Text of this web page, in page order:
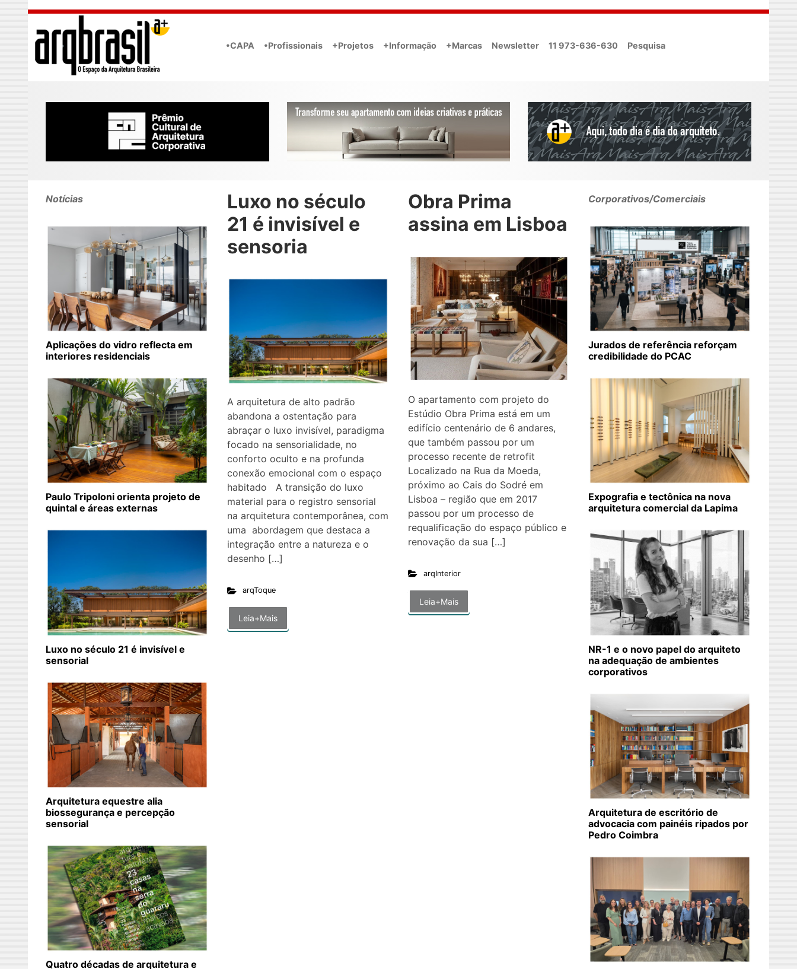
Skip to main content
•CAPA •Profissionais +Projetos +Informação +Marcas Newsletter 11 973-636-630 Pesquisa
Luxo no século
21 é invisível e
sensoria
A arquitetura de alto padrão
abandona a ostentação para
abraçar o luxo invisível, paradigma
focado na sensorialidade, no
conforto oculto e na profunda
conexão emocional com o espaço
habitado A transição do luxo
material para o registro sensorial
na arquitetura contemporânea, com
uma abordagem que destaca a
integração entre a natureza e o
desenho […]
arqToque
Leia+Mais
Obra Prima
assina em Lisboa
O apartamento com projeto do
Estúdio Obra Prima está em um
edifício centenário de 6 andares,
que também passou por um
processo recente de retrofit
Localizado na Rua da Moeda,
próximo ao Cais do Sodré em
Lisboa – região que em 2017
passou por um processo de
requalificação do espaço público e
renovação da sua […]
arqInterior
Leia+Mais
Notícias
Aplicações do vidro reflecta em
interiores residenciais
Paulo Tripoloni orienta projeto de
quintal e áreas externas
Luxo no século 21 é invisível e
sensorial
Arquitetura equestre alia
biossegurança e percepção
sensorial
Quatro décadas de arquitetura e
Corporativos/Comerciais
Jurados de referência reforçam
credibilidade do PCAC
Expografia e tectônica na nova
arquitetura comercial da Lapima
NR-1 e o novo papel do arquiteto
na adequação de ambientes
corporativos
Arquitetura de escritório de
advocacia com painéis ripados por
Pedro Coimbra